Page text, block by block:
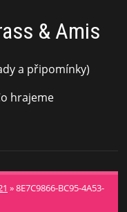
& Amis
a připomínky)
hrajeme
»8E7C9866-BC95-4A53-